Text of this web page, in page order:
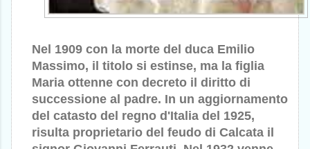
Nel 1909 con la morte del duca Emilio
Massimo, il titolo si estinse, ma la figlia
Maria ottenne con decreto il diritto di
successione al padre. In un aggiornamento
del catasto del regno d'Italia del 1925,
risulta proprietario del feudo di Calcata il